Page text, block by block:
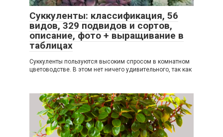
Суккуленты: классификация, 56
видов, 329 подвидов и сортов,
описание, фото + выращивание в
таблицах
Суккуленты пользуются высоким спросом в комнатном
цветоводстве. В этом нет ничего удивительного, так как